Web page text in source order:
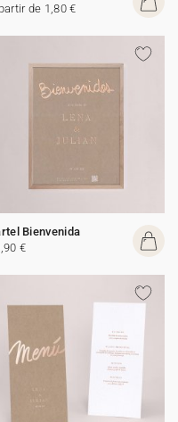
de 1,80 €
Bienvenida
€